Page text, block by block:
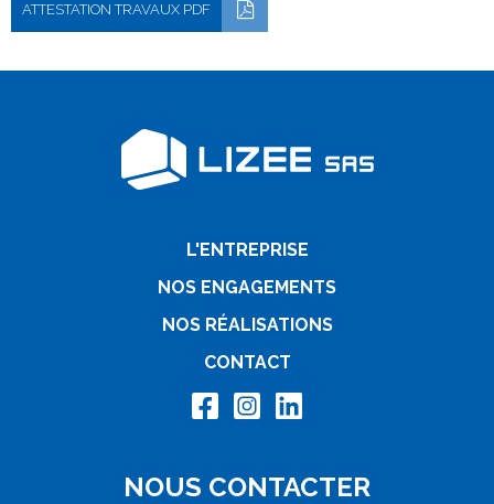
ATTESTATION TRAVAUX PDF
L'ENTREPRISE
NOS ENGAGEMENTS
NOS RÉALISATIONS
CONTACT
NOUS CONTACTER